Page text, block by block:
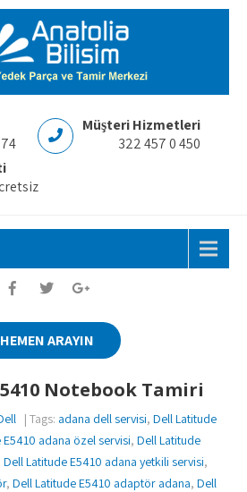
Müşteri Hizmetleri
322 457 0 450
HEMEN ARAYIN
Notebook Tamiri
| Tags: adana dell servisi, Dell Latitude
adana özel servisi, Dell Latitude
Dell Latitude E5410 adana yetkili servisi,
, Dell Latitude E5410 adaptör adana, Dell